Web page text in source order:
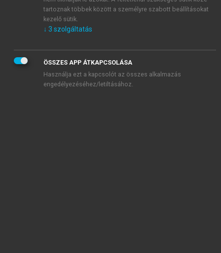
tudomásul veszem és elfogadom.
KIPRÓBÁLOM
tartoznak többek között a személyre szabott beállításokat
kezelő sütik.
↓ 3 szolgáltatás
ÖSSZES APP ÁTKAPCSOLÁSA
Használja ezt a kapcsolót az összes alkalmazás
engedélyezéséhez/letiltásához.